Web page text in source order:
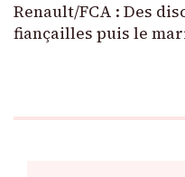
Renault/FCA : Des
fiançailles puis le